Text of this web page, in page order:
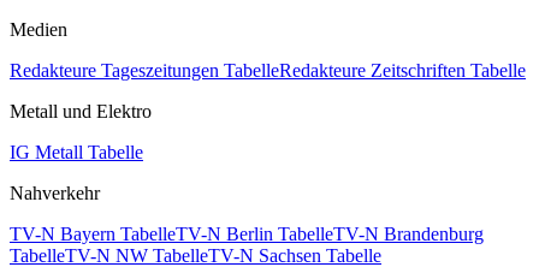
Medien
Redakteure Tageszeitungen TabelleRedakteure Zeitschriften Tabelle
Metall und Elektro
IG Metall Tabelle
Nahverkehr
TV-N Bayern TabelleTV-N Berlin TabelleTV-N Brandenburg
TabelleTV-N NW TabelleTV-N Sachsen Tabelle